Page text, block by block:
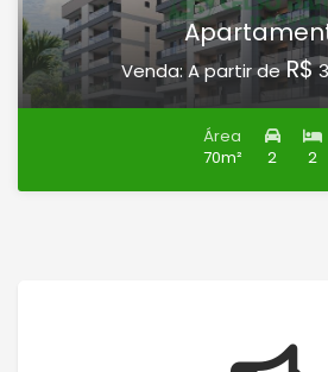
Venda: A partir deR$
Área
70m²
2 2